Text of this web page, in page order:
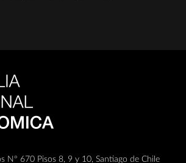
Nº 670 Pisos 8, 9 y 10, Santiago de Chile